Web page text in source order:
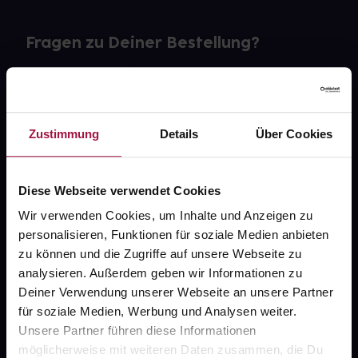
Zustimmung Details Über Cookies
Diese Webseite verwendet Cookies
Wir verwenden Cookies, um Inhalte und Anzeigen zu
personalisieren, Funktionen für soziale Medien anbieten
zu können und die Zugriffe auf unsere Webseite zu
analysieren. Außerdem geben wir Informationen zu
Deiner Verwendung unserer Webseite an unsere Partner
für soziale Medien, Werbung und Analysen weiter.
Unsere Partner führen diese Informationen
möglicherweise mit weiteren Daten zusammen, die Du
Fragen zu Deiner Bestellung?
gesund.de
Über uns
Karriere
Newsletter